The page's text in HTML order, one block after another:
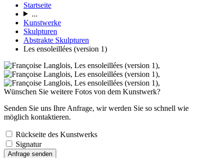
Startseite
...
Kunstwerke
Skulpturen
Abstrakte Skulpturen
Les ensoleillées (version 1)
Wünschen Sie weitere Fotos von dem Kunstwerk?
Senden Sie uns Ihre Anfrage, wir werden Sie so schnell wie
möglich kontaktieren.
Rückseite des Kunstwerks
Signatur
Anfrage senden